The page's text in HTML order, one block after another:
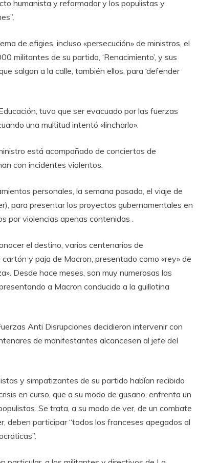
humanista y reformador y los populistas y
de efigies, incluso «persecución» de ministros, el
militantes de su partido, ‘Renacimiento’, y sus
salgan a la calle, también ellos, para ‘defender
tuvo que ser evacuado por las fuerzas
una multitud intentó «lincharlo».
está acompañado de conciertos de
con incidentes violentos.
personales, la semana pasada, el viaje de
para presentar los proyectos gubernamentales en
por violencias apenas contenidas .
el destino, varios centenarios de
y paja de Macron, presentado como «rey» de
Desde hace meses, son muy numerosas las
a Macron conducido a la guillotina
Anti Disrupciones decidieron intervenir con
de manifestantes alcancesen al jefe del
y simpatizantes de su partido habían recibido
en curso, que a su modo de gusano, enfrenta un
Se trata, a su modo de ver, de un combate
deben participar “todos los franceses apegados al